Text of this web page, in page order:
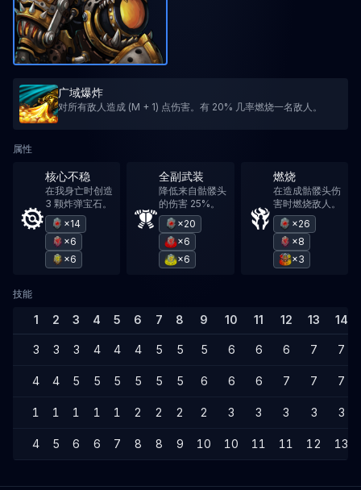
广域爆炸
对所有敌人造成 (M + 1) 点伤害。有 20% 几率燃烧一名敌人。
属性
核心不稳
在我身亡时创造
3 颗炸弹宝石。
×14
×6
×6
全副武装
降低来自骷髅头
的伤害 25%。
×20
×6
×6
燃烧
在造成骷髅头伤
害时燃烧敌人。
×26
×8
×3
技能
1 2 3 4 5 6 7 8 9 10 11 12 13 14
3 3 3 4 4 4 5 5 5 6 6 6 7 7
4 4 5 5 5 5 5 5 6 6 6 7 7 7
1 1 1 1 1 2 2 2 2 3 3 3 3 3
4 5 6 6 7 8 8 9 10 10 11 11 12 13